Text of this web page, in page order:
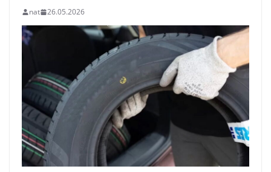
nat 26.05.2026